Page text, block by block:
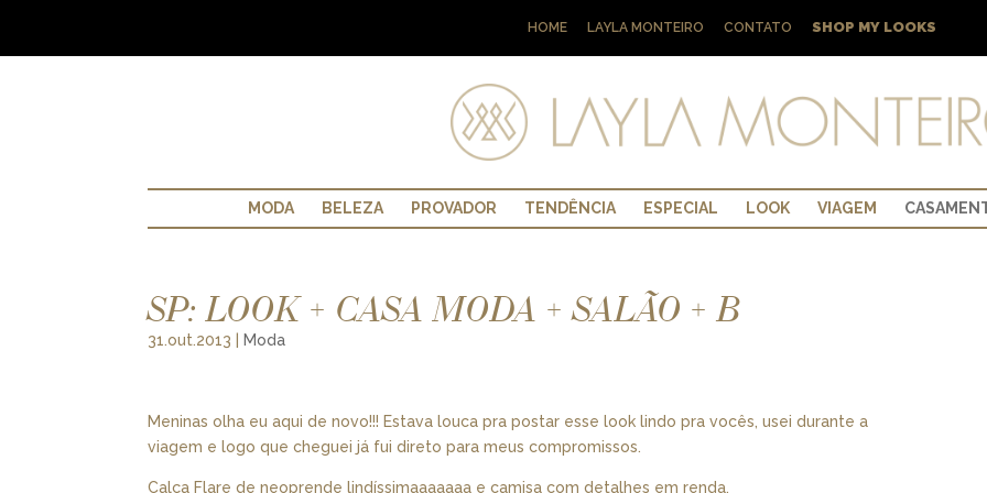
HOME LAYLA MONTEIRO CONTATO SHOP MY LOOKS
MODA BELEZA PROVADOR TENDÊNCIA ESPECIAL LOOK VIAGEM
SP: LOOK + CASA MODA + SALÃO + B
31.out.2013 Moda
Meninas olha eu aqui de novo!!! Estava louca pra postar esse look lindo pra vocês, usei durante a
viagem e logo que cheguei já fui direto para meus compromissos.
Calça Flare de neoprende lindíssimaaaaaaa e camisa com detalhes em renda.